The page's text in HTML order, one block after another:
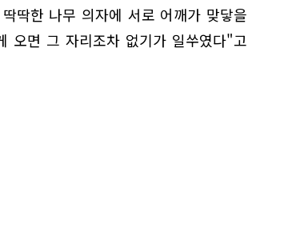
딱한 나무 의자에 서로 어깨가 맞닿을
오면 그 자리조차 없기가 일쑤였다"고